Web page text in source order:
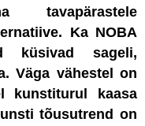
tavapärastele
Ka NOBA
küsivad sageli,
Väga vähestel on
kunstiturul kaasa
tõusutrend on